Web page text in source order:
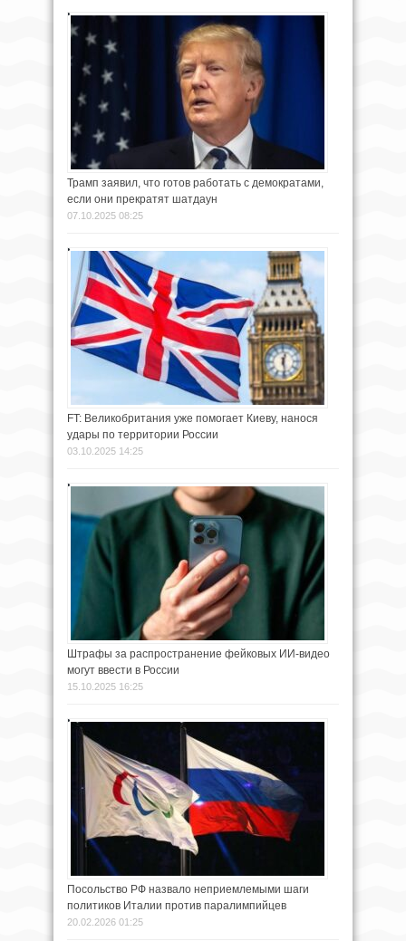
Трамп заявил, что готов работать с демократами,
если они прекратят шатдаун
07.10.2025 08:25
FT: Великобритания уже помогает Киеву, нанося
удары по территории России
03.10.2025 14:25
Штрафы за распространение фейковых ИИ-видео
могут ввести в России
15.10.2025 16:25
Посольство РФ назвало неприемлемыми шаги
политиков Италии против паралимпийцев
20.02.2026 01:25